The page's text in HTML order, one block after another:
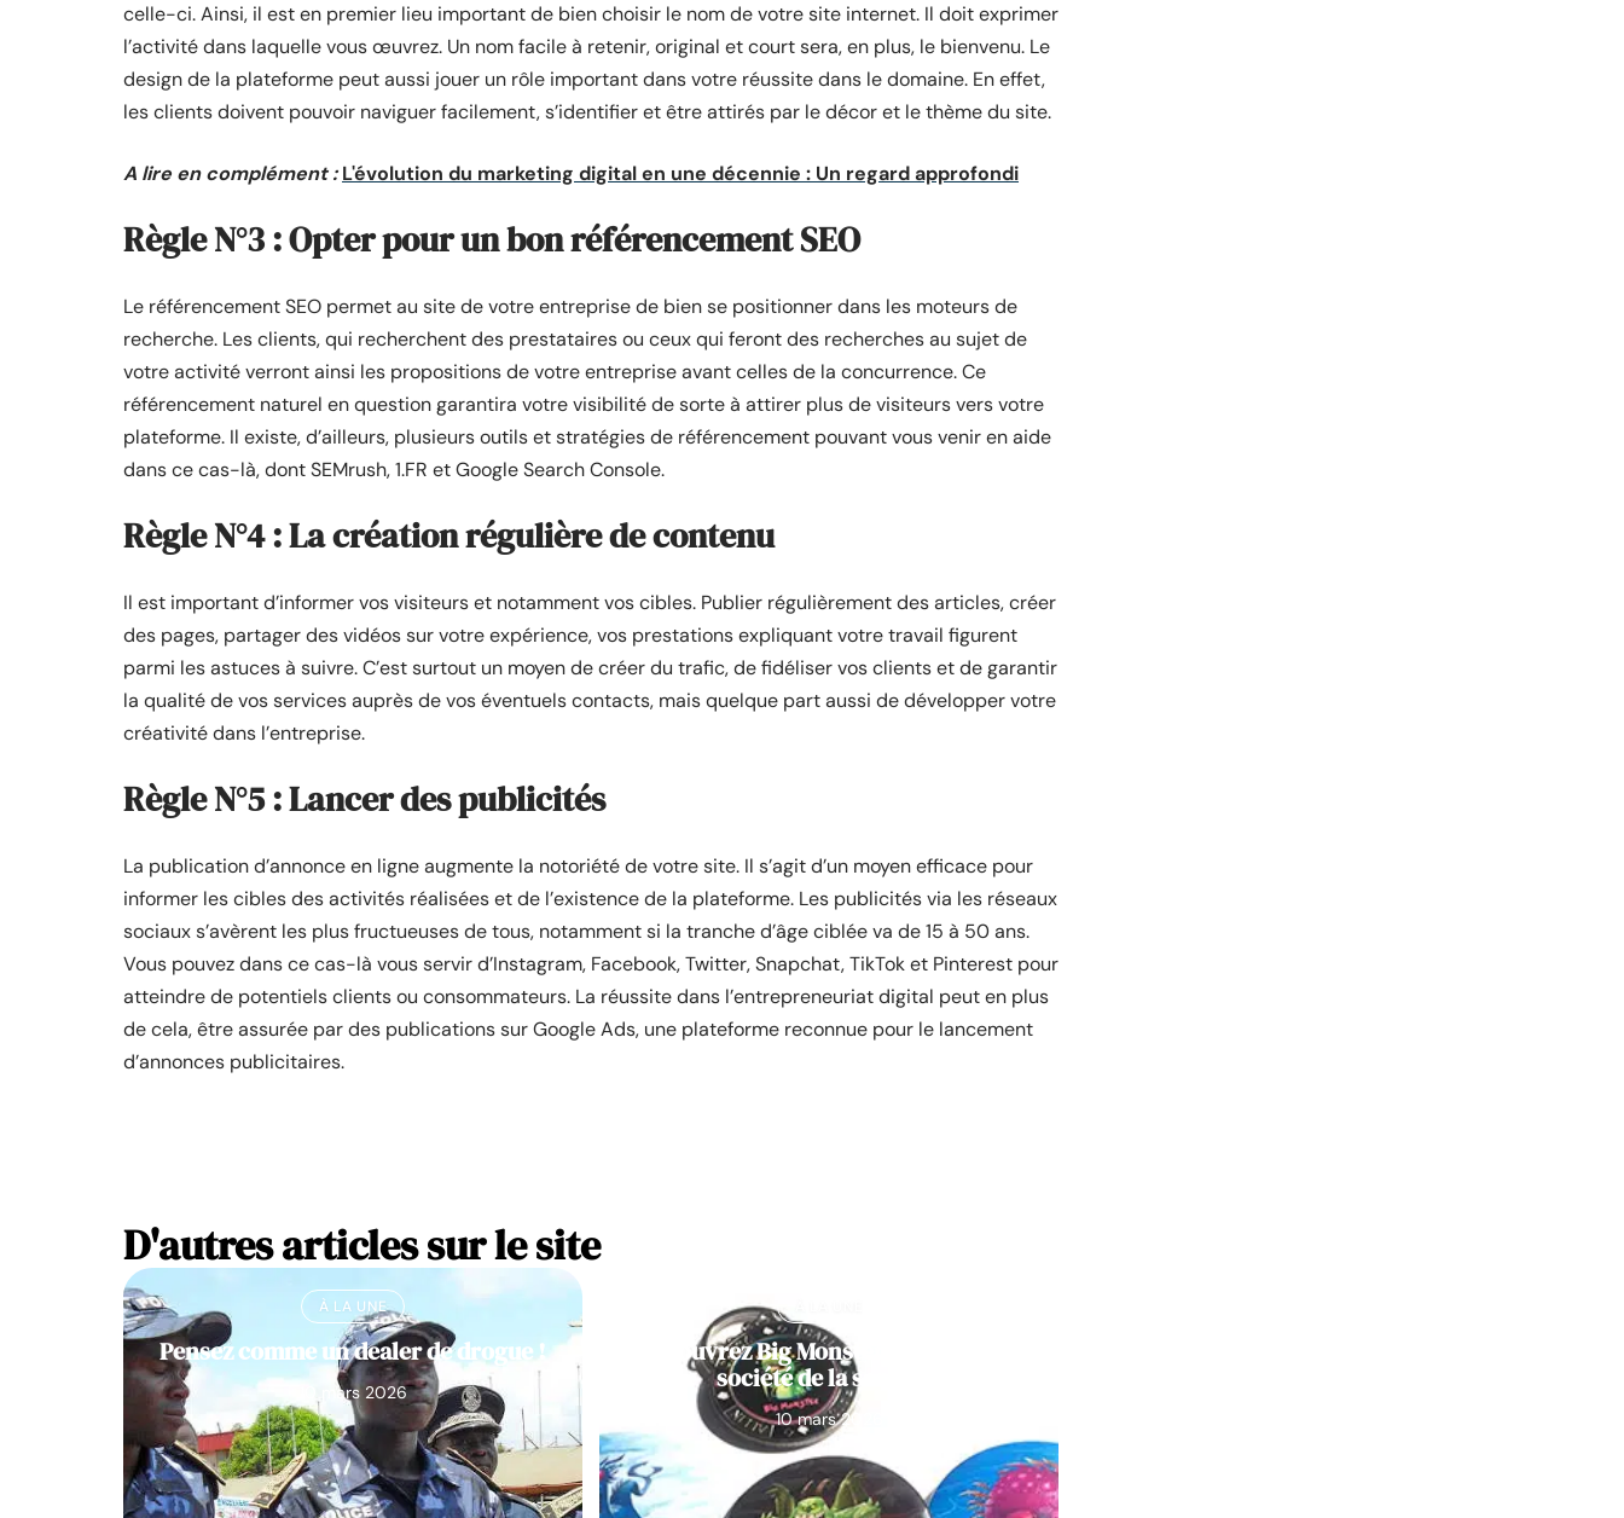
celle-ci. Ainsi, il est en premier lieu important de bien choisir le nom de votre site internet. Il doit exprimer
l’activité dans laquelle vous œuvrez. Un nom facile à retenir, original et court sera, en plus, le bienvenu. Le
design de la plateforme peut aussi jouer un rôle important dans votre réussite dans le domaine. En effet,
les clients doivent pouvoir naviguer facilement, s’identifier et être attirés par le décor et le thème du site.
A lire en complément : L'évolution du marketing digital en une décennie : Un regard approfondi
Règle N°3 : Opter pour un bon référencement SEO
Le référencement SEO permet au site de votre entreprise de bien se positionner dans les moteurs de
recherche. Les clients, qui recherchent des prestataires ou ceux qui feront des recherches au sujet de
votre activité verront ainsi les propositions de votre entreprise avant celles de la concurrence. Ce
référencement naturel en question garantira votre visibilité de sorte à attirer plus de visiteurs vers votre
plateforme. Il existe, d’ailleurs, plusieurs outils et stratégies de référencement pouvant vous venir en aide
dans ce cas-là, dont SEMrush, 1.FR et Google Search Console.
Règle N°4 : La création régulière de contenu
Il est important d’informer vos visiteurs et notamment vos cibles. Publier régulièrement des articles, créer
des pages, partager des vidéos sur votre expérience, vos prestations expliquant votre travail figurent
parmi les astuces à suivre. C’est surtout un moyen de créer du trafic, de fidéliser vos clients et de garantir
la qualité de vos services auprès de vos éventuels contacts, mais quelque part aussi de développer votre
créativité dans l’entreprise.
Règle N°5 : Lancer des publicités
La publication d’annonce en ligne augmente la notoriété de votre site. Il s’agit d’un moyen efficace pour
informer les cibles des activités réalisées et de l’existence de la plateforme. Les publicités via les réseaux
sociaux s’avèrent les plus fructueuses de tous, notamment si la tranche d’âge ciblée va de 15 à 50 ans.
Vous pouvez dans ce cas-là vous servir d’Instagram, Facebook, Twitter, Snapchat, TikTok et Pinterest pour
atteindre de potentiels clients ou consommateurs. La réussite dans l’entrepreneuriat digital peut en plus
de cela, être assurée par des publications sur Google Ads, une plateforme reconnue pour le lancement
d’annonces publicitaires.
D'autres articles sur le site
À LA UNE
Pensez comme un dealer de drogue !
10 mars 2026
Découvrez Big Monster, notre jeu de
société de la semaine
10 mars 2026